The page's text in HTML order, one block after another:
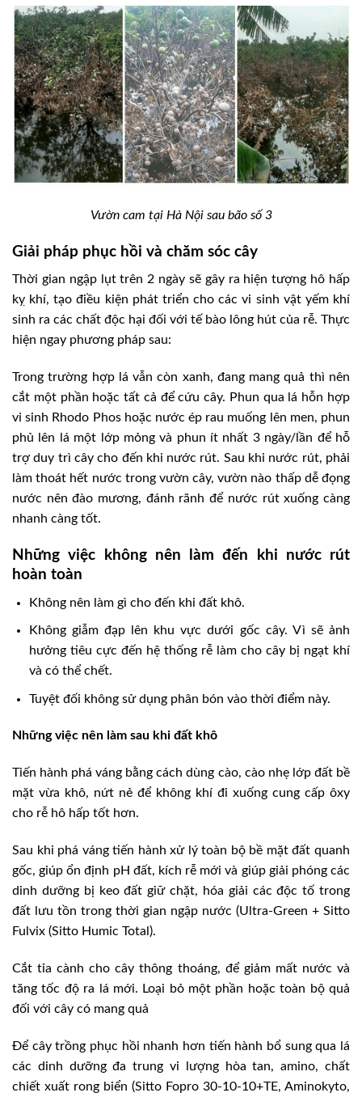
Vườn cam tại Hà Nội sau bão số 3
Giải pháp phục hồi và chăm sóc cây
Thời gian ngập lụt trên 2 ngày sẽ gây ra hiện tượng hô hấp
kỵ khí, tạo điều kiện phát triển cho các vi sinh vật yếm khí
sinh ra các chất độc hại đối với tế bào lông hút của rễ. Thực
hiện ngay phương pháp sau:
Trong trường hợp lá vẫn còn xanh, đang mang quả thì nên
cắt một phần hoặc tất cả để cứu cây. Phun qua lá hỗn hợp
vi sinh Rhodo Phos hoặc nước ép rau muống lên men, phun
phủ lên lá một lớp mỏng và phun ít nhất 3 ngày/lần để hỗ
trợ duy trì cây cho đến khi nước rút. Sau khi nước rút, phải
làm thoát hết nước trong vườn cây, vườn nào thấp dễ đọng
nước nên đào mương, đánh rãnh để nước rút xuống càng
nhanh càng tốt.
Những việc không nên làm đến khi nước rút
hoàn toàn
Không nên làm gì cho đến khi đất khô.
Không giẫm đạp lên khu vực dưới gốc cây. Vì sẽ ảnh
hưởng tiêu cực đến hệ thống rễ làm cho cây bị ngạt khí
và có thể chết.
Tuyệt đối không sử dụng phân bón vào thời điểm này.
Những việc nên làm sau khi đất khô
Tiến hành phá váng bằng cách dùng cào, cào nhẹ lớp đất bề
mặt vừa khô, nứt nẻ để không khí đi xuống cung cấp ôxy
cho rễ hô hấp tốt hơn.
Sau khi phá váng tiến hành xử lý toàn bộ bề mặt đất quanh
gốc, giúp ổn định pH đất, kích rễ mới và giúp giải phóng các
dinh dưỡng bị keo đất giữ chặt, hóa giải các độc tố trong
đất lưu tồn trong thời gian ngập nước (Ultra-Green + Sitto
Fulvix (Sitto Humic Total).
Cắt tỉa cành cho cây thông thoáng, để giảm mất nước và
tăng tốc độ ra lá mới. Loại bỏ một phần hoặc toàn bộ quả
đối với cây có mang quả
Để cây trồng phục hồi nhanh hơn tiến hành bổ sung qua lá
các dinh dưỡng đa trung vi lượng hòa tan, amino, chất
chiết xuất rong biển (Sitto Fopro 30-10-10+TE, Aminokyto,